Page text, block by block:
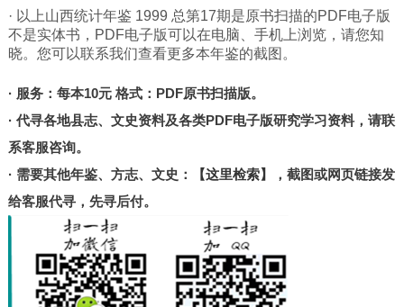
青海
新疆
北京
甘肃
陕西
台湾
· 以上山西统计年鉴 1999 总第17期是原书扫描的PDF电子版
不是实体书，PDF电子版可以在电脑、手机上浏览，请您知
晓。您可以联系我们查看更多本年鉴的截图。
· 服务：每本10元 格式：PDF原书扫描版。
· 代寻各地县志、文史资料及各类PDF电子版研究学习资料，请联
系客服咨询。
· 需要其他年鉴、方志、文史：
【这里检索】
，截图或网页链接发
给客服代寻，先寻后付。